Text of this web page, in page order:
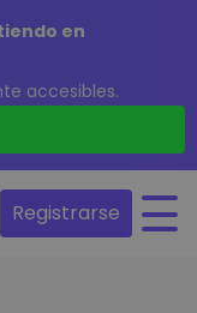
en
accesibles.
Registrarse